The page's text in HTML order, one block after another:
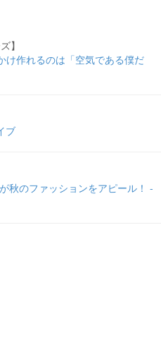
】
け作れるのは「空気である僕だ
ブ
秋のファッションをアピール！ -